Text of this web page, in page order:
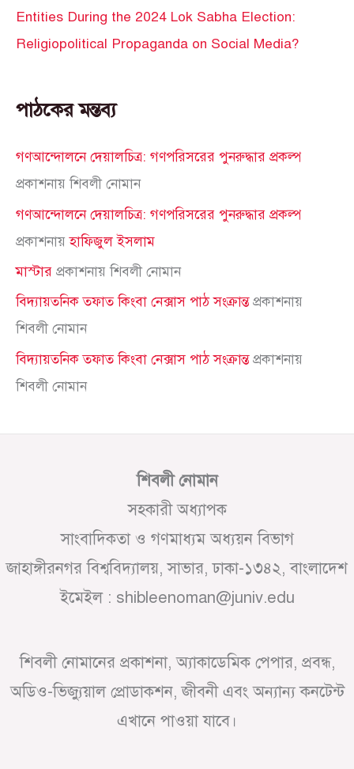
Entities During the 2024 Lok Sabha Election:
Religiopolitical Propaganda on Social Media?
পাঠকের মন্তব্য
গণআন্দোলনে দেয়ালচিত্র: গণপরিসরের পুনরুদ্ধার প্রকল্প
প্রকাশনায়শিবলী নোমান
গণআন্দোলনে দেয়ালচিত্র: গণপরিসরের পুনরুদ্ধার প্রকল্প
প্রকাশনায়হাফিজুল ইসলাম
মাস্টার প্রকাশনায়শিবলী নোমান
বিদ্যায়তনিক তফাত কিংবা নেক্সাস পাঠ সংক্রান্তপ্রকাশনায়
শিবলী নোমান
বিদ্যায়তনিক তফাত কিংবা নেক্সাস পাঠ সংক্রান্তপ্রকাশনায়
শিবলী নোমান
শিবলী নোমান
সহকারী অধ্যাপক
সাংবাদিকতা ও গণমাধ্যম অধ্যয়ন বিভাগ
জাহাঙ্গীরনগর বিশ্ববিদ্যালয়, সাভার, ঢাকা-১৩৪২, বাংলাদেশ
ইমেইল : shibleenoman@juniv.edu
শিবলী নোমানের প্রকাশনা, অ্যাকাডেমিক পেপার, প্রবন্ধ,
অডিও-ভিজ্যুয়াল প্রোডাকশন, জীবনী এবং অন্যান্য কনটেন্ট
এখানে পাওয়া যাবে।